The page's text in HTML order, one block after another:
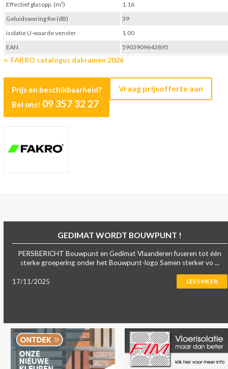
FAKRO catalogus dakramen 2026
Prijs en beschikbaarheid?
Bel ons! 09 357 32 27
Vraag prijsofferte aan
Effectief glasopp. (m²)
1.16
Geluidswering Rw (dB)
39
isolatie U-waarde venster
1.00
EAN
5903909643895
GEDIMAT WORDT BOUWPUNT !
PERSBERICHT Bouwpunt en Gedimat Vlaanderen fuseren tot één
sterke groepering onder het Bouwpunt-logo Samen sterker vo ...
17/11/2025 LEES MEER